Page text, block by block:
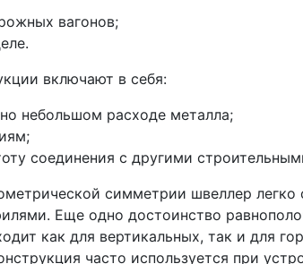
вагонов;
включают в себя:
небольшом расходе металла;
соединения с другими
симметрии швеллер легко
Еще одно достоинство
как для вертикальных, так и для
часто используется при